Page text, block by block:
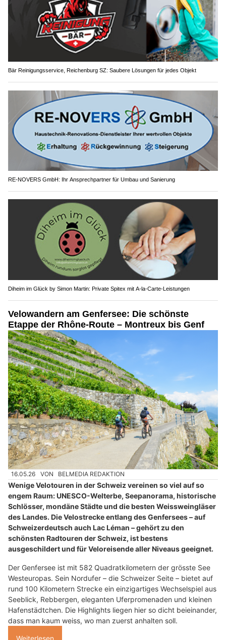
Bär Reinigungsservice, Reichenburg SZ: Saubere Lösungen für jedes Objekt
RE-NOVERS GmbH: Ihr Ansprechpartner für Umbau und Sanierung
Diheim im Glück by Simon Martin: Private Spitex mit A-la-Carte-Leistungen
Velowandern am Genfersee: Die schönste
Etappe der Rhône-Route – Montreux bis Genf
16.05.26 VON BELMEDIA REDAKTION
Wenige Velotouren in der Schweiz vereinen so viel auf so
engem Raum: UNESCO-Welterbe, Seepanorama, historische
Schlösser, mondäne Städte und die besten Weissweingläser
des Landes. Die Velostrecke entlang des Genfersees – auf
Schweizerdeutsch auch Lac Léman – gehört zu den
schönsten Radtouren der Schweiz, ist bestens
ausgeschildert und für Veloreisende aller Niveaus geeignet.
Der Genfersee ist mit 582 Quadratkilometern der grösste See
Westeuropas. Sein Nordufer – die Schweizer Seite – bietet auf
rund 100 Kilometern Strecke ein einzigartiges Wechselspiel aus
Seeblick, Rebbergen, eleganten Uferpromenaden und kleinen
Hafenstädtchen. Die Highlights liegen hier so dicht beieinander,
dass man kaum weiss, wo man zuerst anhalten soll.
Weiterlesen